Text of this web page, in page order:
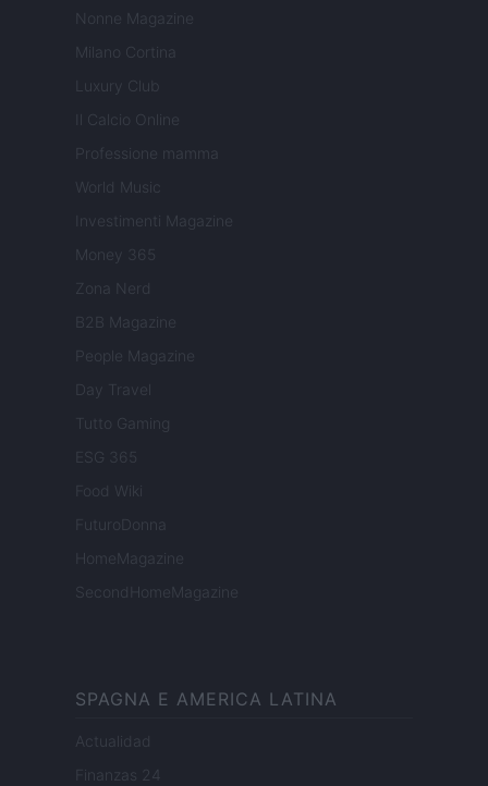
Nonne Magazine
Milano Cortina
Luxury Club
Il Calcio Online
Professione mamma
World Music
Investimenti Magazine
Money 365
Zona Nerd
B2B Magazine
People Magazine
Day Travel
Tutto Gaming
ESG 365
Food Wiki
FuturoDonna
HomeMagazine
SecondHomeMagazine
SPAGNA E AMERICA LATINA
Actualidad
Finanzas 24